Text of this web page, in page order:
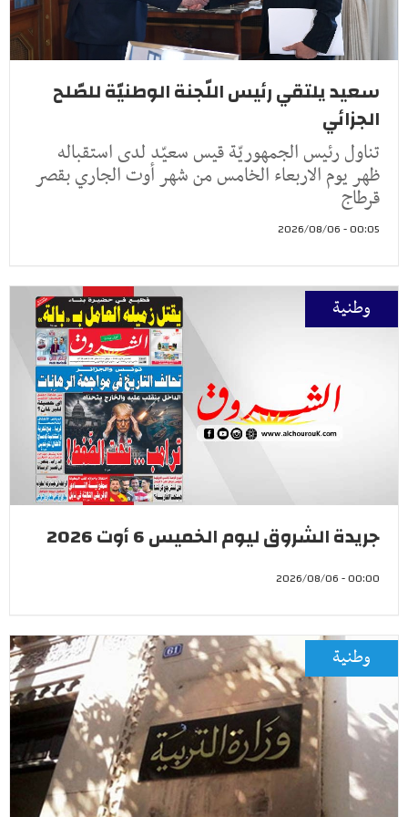
سعيد يلتقي رئيس اللّجنة الوطنيّة للصّلح
الجزائي
تناول رئيس الجمهوريّة قيس سعيّد لدى استقباله
ظهر يوم الاربعاء الخامس من شهر أوت الجاري بقصر
قرطاج
00:05 - 2026/08/06
وطنية
جريدة الشروق ليوم الخميس 6 أوت 2026
00:00 - 2026/08/06
وطنية